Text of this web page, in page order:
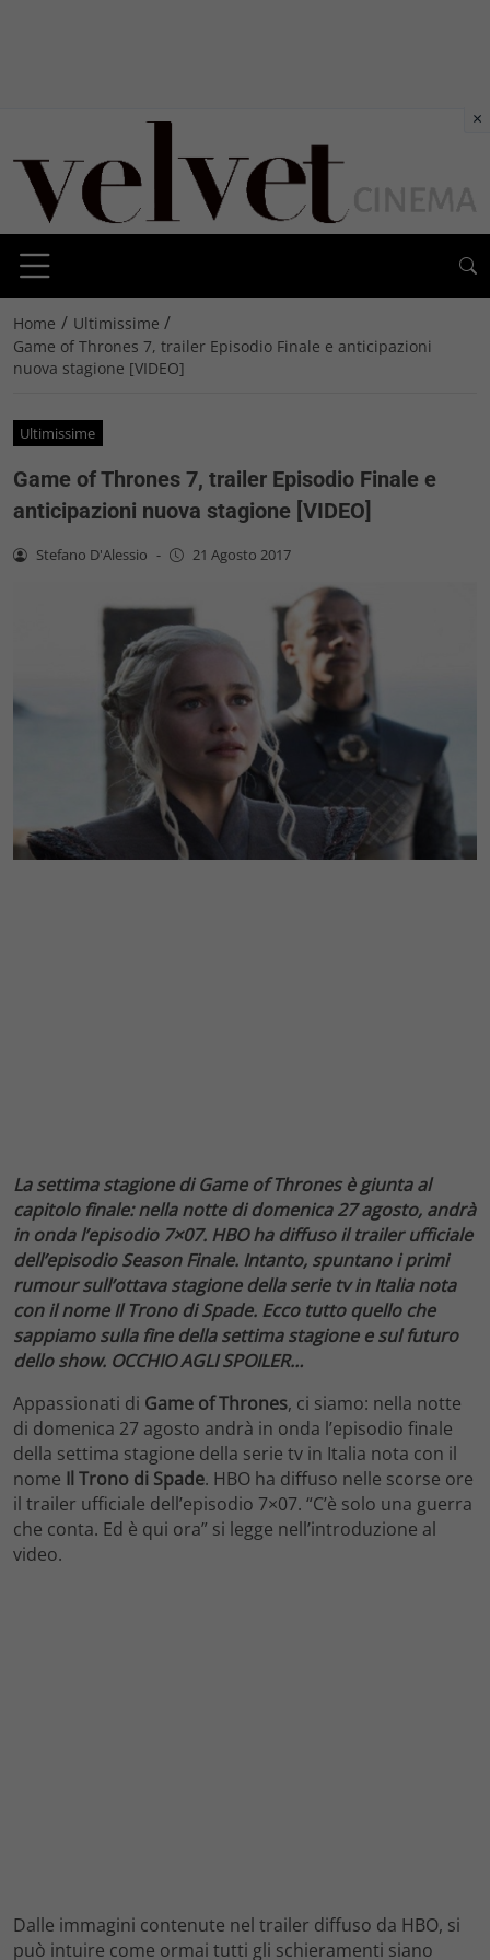
Home / Ultimissime /
Game of Thrones 7, trailer Episodio Finale e anticipazioni
nuova stagione [VIDEO]
Ultimissime
Game of Thrones 7, trailer Episodio Finale e
anticipazioni nuova stagione [VIDEO]
Stefano D'Alessio - 21 Agosto 2017
La settima stagione di Game of Thrones è giunta al
capitolo finale: nella notte di domenica 27 agosto, andrà
in onda l’episodio 7×07. HBO ha diffuso il trailer ufficiale
dell’episodio Season Finale. Intanto, spuntano i primi
rumour sull’ottava stagione della serie tv in Italia nota
con il nome Il Trono di Spade. Ecco tutto quello che
sappiamo sulla fine della settima stagione e sul futuro
dello show. OCCHIO AGLI SPOILER…
Appassionati di Game of Thrones, ci siamo: nella notte
di domenica 27 agosto andrà in onda l’episodio finale
della settima stagione della serie tv in Italia nota con il
nome Il Trono di Spade. HBO ha diffuso nelle scorse ore
il trailer ufficiale dell’episodio 7×07. “C’è solo una guerra
che conta. Ed è qui ora” si legge nell’introduzione al
video.
Dalle immagini contenute nel trailer diffuso da HBO, si
può intuire come ormai tutti gli schieramenti siano
×